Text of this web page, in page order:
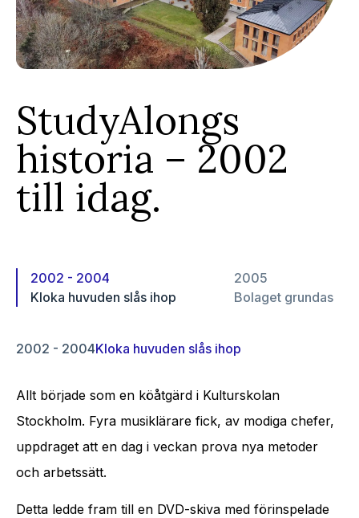
StudyAlongs
historia – 2002
till idag.
2002 - 2004
Kloka huvuden slås ihop
2005
Bolaget grundas
2002 - 2004Kloka huvuden slås ihop
Allt började som en köåtgärd i Kulturskolan
Stockholm. Fyra musiklärare fick, av modiga chefer,
uppdraget att en dag i veckan prova nya metoder
och arbetssätt.
Detta ledde fram till en DVD-skiva med förinspelade